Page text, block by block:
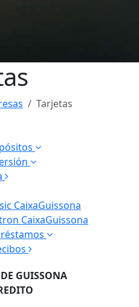
Tarjetas
CaixaGuissona
CaixaGuissona
GUISSONA